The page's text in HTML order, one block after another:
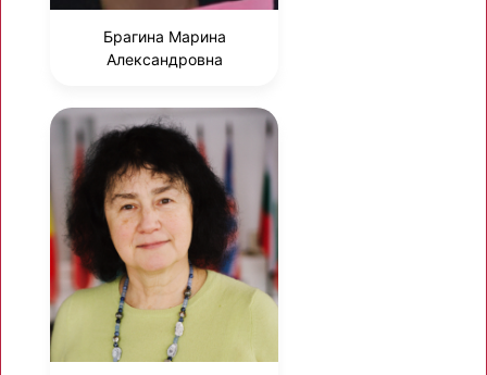
Брагина Марина
Александровна